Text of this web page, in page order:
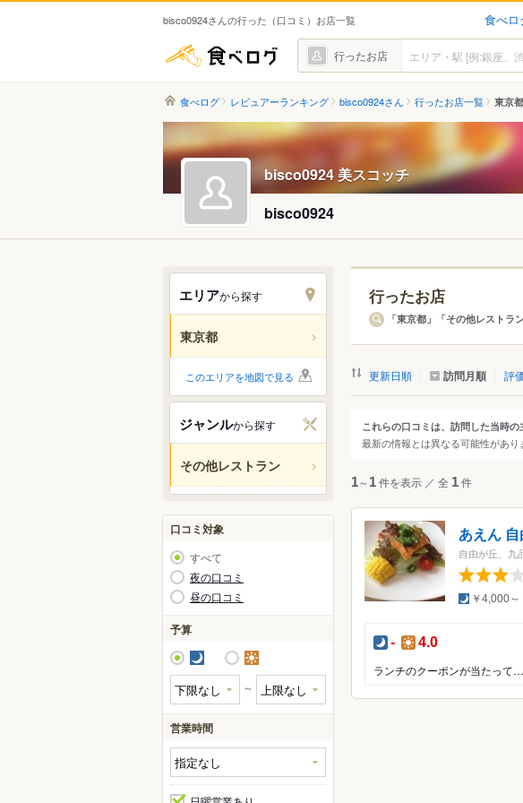
bisco0924さんの行った（口コミ）お店一覧 食べロ
食べログ 行ったお店
食べログ レビュアーランキング bisco0924さん 行ったお店一覧 東京
bisco0924 美スコッチ
bisco0924
エリアから探す
東京都
エリアから探す
銀座・新橋・有楽町
東京・日本橋
渋谷・恵比寿・代官山
池袋～高田馬場・早稲田
原宿・表参道・青山
六本木・麻布・広尾
赤坂・永田町・溜池
このエリアを地図で見る
ジャンルから探す
その他レストラン
ジャンルから探す
すべて レストラン
レストラン・食堂
創作料理・イノベーティブ
オーガニック・薬膳
弁当・おにぎり・惣菜
肉料理
シーフード
サラダ・野菜料理
チーズ料理
口コミ対象
すべて
夜の口コミ
昼の口コミ
予算
夜 昼
～
営業時間
行ったお店
「東京都」「その他レストラ
更新日順 訪問月順 評
これらの口コミは、訪問した当時の
最新の情報とは異なる可能性があり
1～1件を表示 ／ 全 1件
あえん
自由が丘、九
夜 ￥4,000
夜の点数：
- 昼の点数：
4.0
ランチのクーポンが当たって…